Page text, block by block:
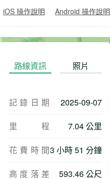
iOS 操作說明 Android 操作說明
路線資訊 照片
記錄日期 2025-09-07
里程 7.04 公里
花費時間3 小時 51 分鐘
高度落差 593.46 公尺